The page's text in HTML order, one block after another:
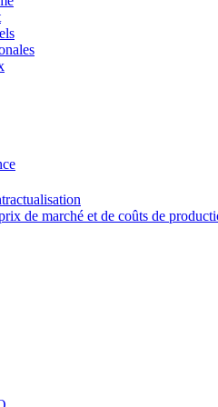
de marché et de coûts de